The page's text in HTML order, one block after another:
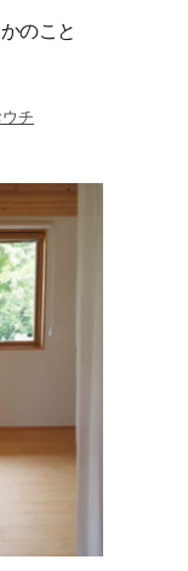
のこと
チ